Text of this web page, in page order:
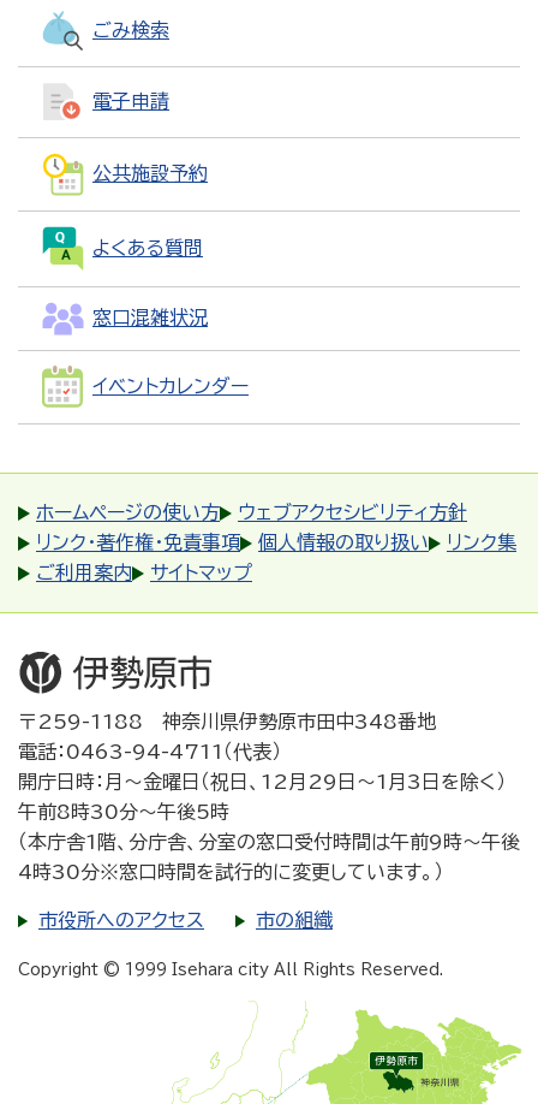
ごみ検索
電子申請
公共施設予約
よくある質問
窓口混雑状況
イベントカレンダー
ホームページの使い方
ウェブアクセシビリティ方針
リンク・著作権・免責事項
個人情報の取り扱い
リンク集
ご利用案内
サイトマップ
〒259-1188 神奈川県伊勢原市田中348番地
電話：0463-94-4711（代表）
開庁日時：月～金曜日（祝日、12月29日～1月3日を除く）
午前8時30分～午後5時
（本庁舎1階、分庁舎、分室の窓口受付時間は午前9時～午後
4時30分※窓口時間を試行的に変更しています。）
市役所へのアクセス 市の組織
Copyright © 1999 Isehara city All Rights Reserved.